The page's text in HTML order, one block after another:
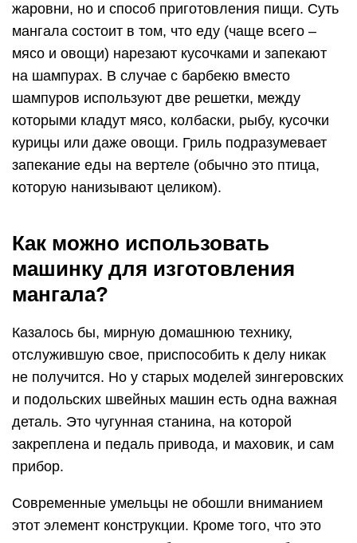
жаровни, но и способ приготовления пищи. Суть
мангала состоит в том, что еду (чаще всего –
мясо и овощи) нарезают кусочками и запекают
на шампурах. В случае с барбекю вместо
шампуров используют две решетки, между
которыми кладут мясо, колбаски, рыбу, кусочки
курицы или даже овощи. Гриль подразумевает
запекание еды на вертеле (обычно это птица,
которую нанизывают целиком).
Как можно использовать
машинку для изготовления
мангала?
Казалось бы, мирную домашнюю технику,
отслужившую свое, приспособить к делу никак
не получится. Но у старых моделей зингеровских
и подольских швейных машин есть одна важная
деталь. Это чугунная станина, на которой
закреплена и педаль привода, и маховик, и сам
прибор.
Современные умельцы не обошли вниманием
этот элемент конструкции. Кроме того, что это